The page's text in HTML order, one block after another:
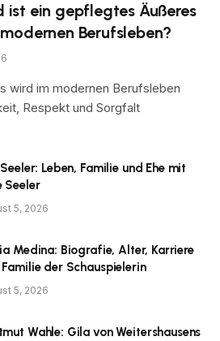
ist ein gepflegtes Äußeres
Berufsleben?
wird im modernen Berufsleben
Respekt und Sorgfalt
Seeler: Leben, Familie und Ehe mit
Seeler
5, 2026
Medina: Biografie, Alter, Karriere
der Schauspielerin
5, 2026
Wahle: Gila von Weitershausens